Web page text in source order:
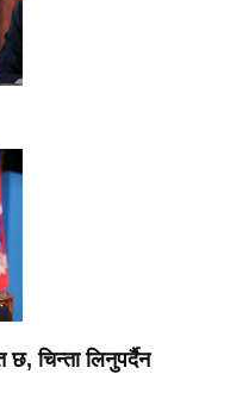
चिन्ता लिनुपर्दैन